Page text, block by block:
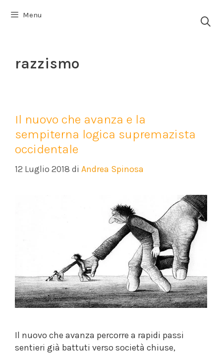
Menu
razzismo
Il nuovo che avanza e la
sempiterna logica supremazista
occidentale
12 Luglio 2018 di Andrea Spinosa
Il nuovo che avanza percorre a rapidi passi
sentieri già battuti verso società chiuse,